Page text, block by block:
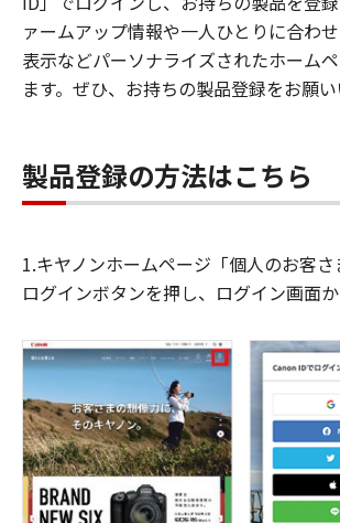
ァームアップ情報や一人ひとりに合わ
表示などパーソナライズされたホーム
ます。ぜひ、お持ちの製品登録をお願い
製品登録の方法はこちら
1.キヤノンホームページ「個人のお客さ
ログインボタンを押し、ログイン画面